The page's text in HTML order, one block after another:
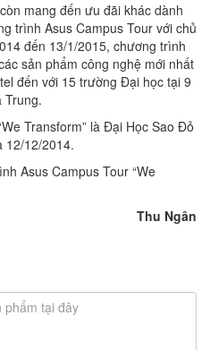
mang đến ưu đãi khác dành
trình Asus Campus Tour với chủ
đến 13/1/2015, chương trình
sản phẩm công nghệ mới nhất
đến với 15 trường Đại học tại 9
Trung.
Transform” là Đại Học Sao Đỏ
12/12/2014.
Asus Campus Tour “We
Thu Ngân